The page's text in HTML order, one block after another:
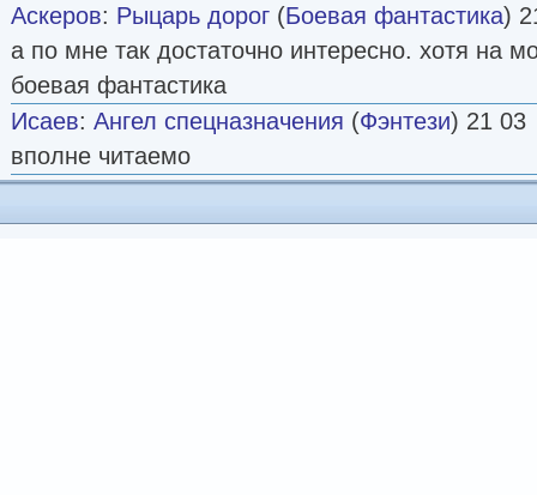
Аскеров: Рыцарь дорог (Боевая фантастика)
а по мне так достаточно интересно. хотя на
боевая фантастика
Исаев: Ангел спецназначения (Фэнтези) 21 03
вполне читаемо